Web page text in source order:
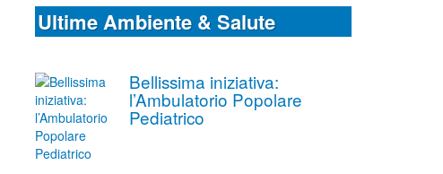
Ultime Ambiente & Salute
Bellissima iniziativa:
l’Ambulatorio Popolare
Pediatrico